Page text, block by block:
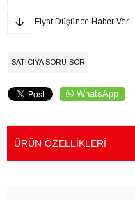
Fiyat Düşünce Haber Ver
SATICIYA SORU SOR
WhatsApp
ÜRÜN ÖZELLIKLERI